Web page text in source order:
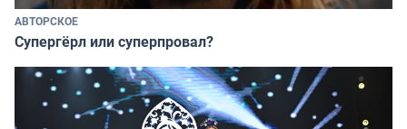
АВТОРСКОЕ
Супергёрл или суперпровал?